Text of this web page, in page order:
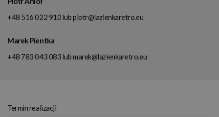
+48 516 022 910 lubpiotr@lazienkaretro.eu
Marek Pientka
+48 783 043 083 lubmarek@lazienkaretro.eu
Termin realizacji